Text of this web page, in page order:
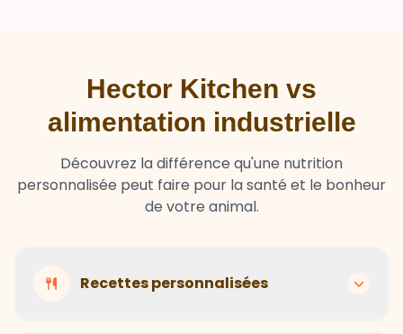
Hector Kitchen vs
alimentation industrielle
Découvrez la différence qu'une nutrition
personnalisée peut faire pour la santé et le bonheur
de votre animal.
Recettes personnalisées